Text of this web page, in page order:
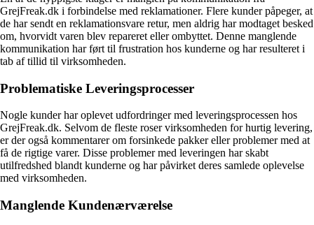
GrejFreak.dk i forbindelse med reklamationer. Flere kunder påpeger, at
de har sendt en reklamationsvare retur, men aldrig har modtaget besked
om, hvorvidt varen blev repareret eller ombyttet. Denne manglende
kommunikation har ført til frustration hos kunderne og har resulteret i
tab af tillid til virksomheden.
Problematiske Leveringsprocesser
Nogle kunder har oplevet udfordringer med leveringsprocessen hos
GrejFreak.dk. Selvom de fleste roser virksomheden for hurtig levering,
er der også kommentarer om forsinkede pakker eller problemer med at
få de rigtige varer. Disse problemer med leveringen har skabt
utilfredshed blandt kunderne og har påvirket deres samlede oplevelse
med virksomheden.
Manglende Kundenærværelse